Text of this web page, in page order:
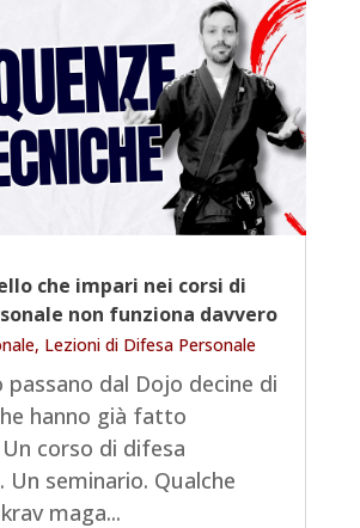
che impari nei corsi di
non funziona davvero
, Lezioni di Difesa Personale
passano dal Dojo decine di
hanno già fatto
corso di difesa
Un seminario. Qualche
maga...